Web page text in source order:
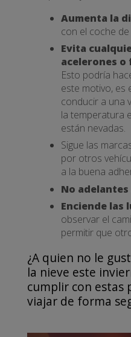
Aumenta la
con el coche
Evita
acelerones
Esto podría
este motivo, es
conducir a una
la temperatura
están nevadas.
Sigue las
por otros
a la buena
No adelantes
Enciende las
observar el
permitir que
¿A quien no le
la nieve este
cumplir con estas
viajar de forma